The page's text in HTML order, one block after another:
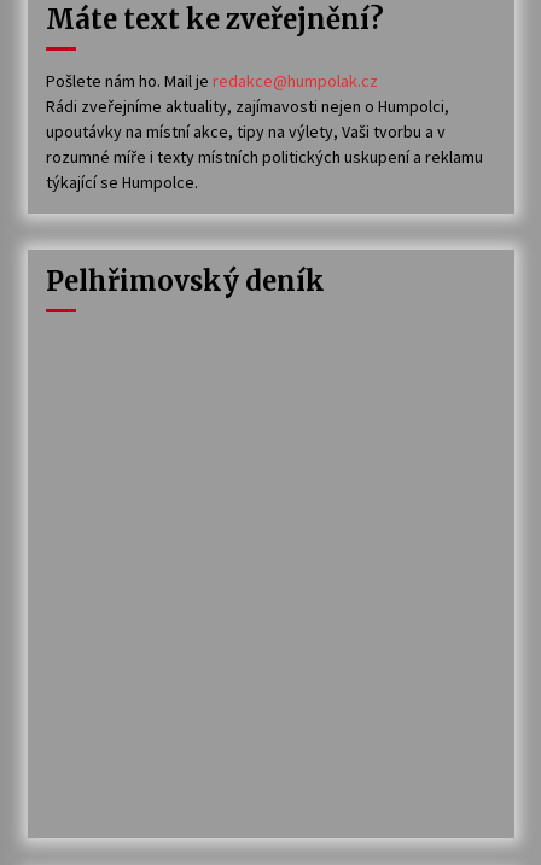
Máte text ke zveřejnění?
Pošlete nám ho. Mail je redakce@humpolak.cz
Rádi zveřejníme aktuality, zajímavosti nejen o Humpolci,
upoutávky na místní akce, tipy na výlety, Vaši tvorbu a v
rozumné míře i texty místních politických uskupení a reklamu
týkající se Humpolce.
Pelhřimovský deník